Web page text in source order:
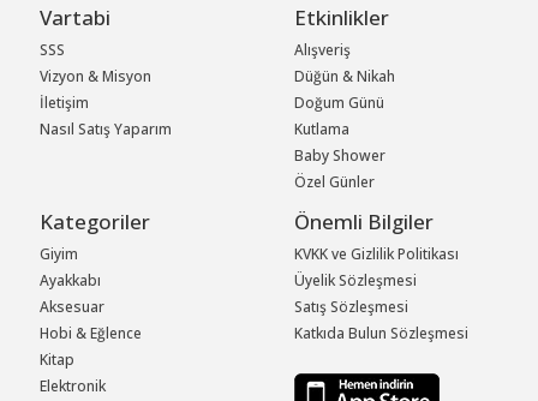
Vartabi
SSS
Vizyon & Misyon
İletişim
Nasıl Satış Yaparım
Etkinlikler
Alışveriş
Düğün & Nikah
Doğum Günü
Kutlama
Baby Shower
Özel Günler
Kategoriler
Giyim
Ayakkabı
Aksesuar
Hobi & Eğlence
Kitap
Elektronik
Önemli Bilgiler
KVKK ve Gizlilik Politikası
Üyelik Sözleşmesi
Satış Sözleşmesi
Katkıda Bulun Sözleşmesi